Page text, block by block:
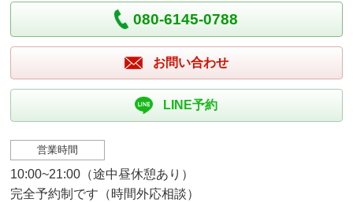
080-6145-0788
お問い合わせ
LINE予約
営業時間
10:00~21:00（途中昼休憩あり）
完全予約制です（時間外応相談）